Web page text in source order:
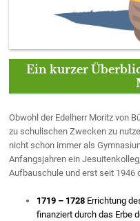
Ein kurzer
Obwohl der Edelherr Moritz von
zu schulischen Zwecken zu
nicht schon immer als
Anfangsjahren ein
Aufbauschule und erst seit 1946
1719 – 1728 Errichtung
finanziert durch das Erbe